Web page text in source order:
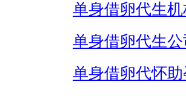
单身借卵代生机
单身借卵代生公
单身借卵代怀助